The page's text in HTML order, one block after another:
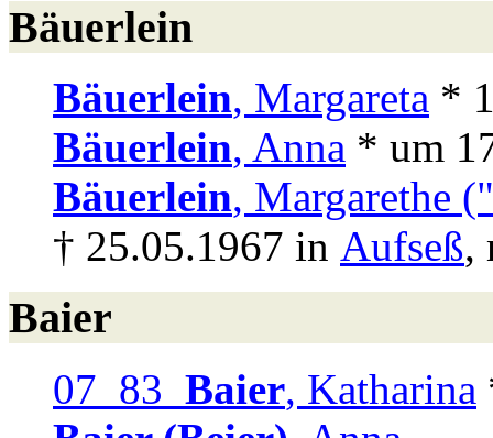
Bäuerlein
Bäuerlein, Margareta *
Bäuerlein, Anna * um
Bäuerlein, Margarethe
† 25.05.1967 in Aufseß,
Baier
07 83 Baier, Katharina